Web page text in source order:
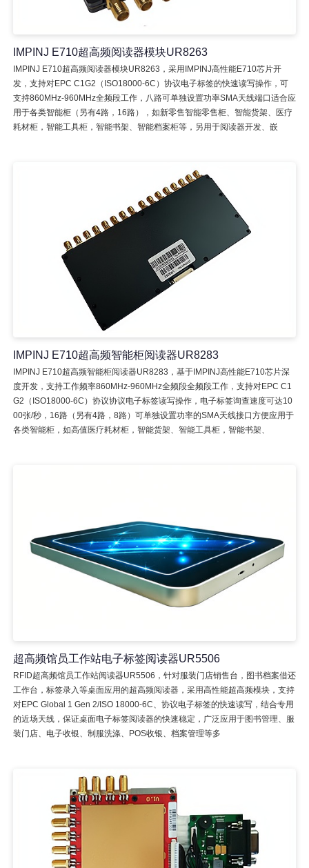
IMPINJ E710超高频阅读器模块UR8263
IMPINJ E710超高频阅读器模块UR8263，采用IMPINJ高性能E710芯片开
发，支持对EPC C1G2（ISO18000-6C）协议电子标签的快速读写操作，可
支持860MHz-960MHz全频段工作，八路可单独设置功率SMA天线端口适合应
用于各类智能柜（另有4路，16路），如新零售智能零售柜、智能货架、医疗
耗材柜，智能工具柜，智能书架、智能档案柜等，另用于阅读器开发、嵌
IMPINJ E710超高频智能柜阅读器UR8283
IMPINJ E710超高频智能柜阅读器UR8283，基于IMPINJ高性能E710芯片深
度开发，支持工作频率860MHz-960MHz全频段全频段工作，支持对EPC C1
G2（ISO18000-6C）协议协议电子标签读写操作，电子标签询查速度可达10
00张/秒，16路（另有4路，8路）可单独设置功率的SMA天线接口方便应用于
各类智能柜，如高值医疗耗材柜，智能货架、智能工具柜，智能书架、
超高频馆员工作站电子标签阅读器UR5506
RFID超高频馆员工作站阅读器UR5506，针对服装门店销售台，图书档案借还
工作台，标签录入等桌面应用的超高频阅读器，采用高性能超高频模块，支持
对EPC Global 1 Gen 2/ISO 18000-6C、协议电子标签的快速读写，结合专用
的近场天线，保证桌面电子标签阅读器的快速稳定，广泛应用于图书管理、服
装门店、电子收银、制服洗涤、POS收银、档案管理等多